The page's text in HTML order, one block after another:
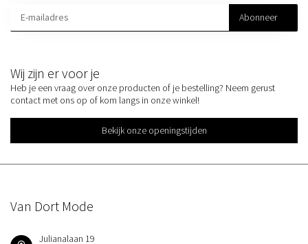
Wij zijn er voor je
Heb je een vraag over onze producten of je bestelling? Neem gerust
contact met ons op of kom langs in onze winkel!
Bekijk onze openingstijden
Abonneer
Van Dort Mode
Julianalaan 19